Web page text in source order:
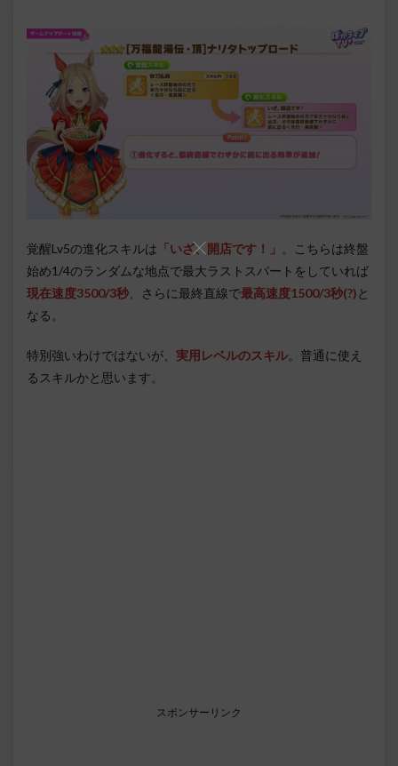
覚醒Lv5の進化スキルは 「いざ、開店です！」 。こちらは終盤
始め1/4のランダムな地点で最大ラストスパートをしていれば
現在速度3500/3秒 、さらに最終直線で最高速度1500/3秒(?)と
なる。
特別強いわけではないが、 実用レベルのスキル。普通に使え
るスキルかと思います。
スポンサーリンク